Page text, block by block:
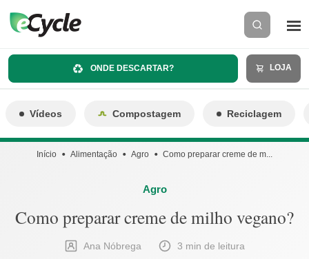
ONDE DESCARTAR? LOJA
Vídeos Compostagem Reciclagem
Início Alimentação Agro Como preparar creme de m...
Agro
Como preparar creme de milho vegano?
Ana Nóbrega 3 min de leitura